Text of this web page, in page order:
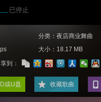
已停止
分类：夜店商业舞曲
大小：18.17 MB
到：
或U盘 收藏歌曲